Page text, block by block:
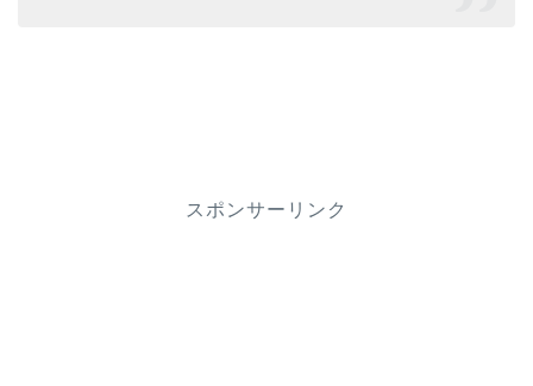
スポンサーリンク